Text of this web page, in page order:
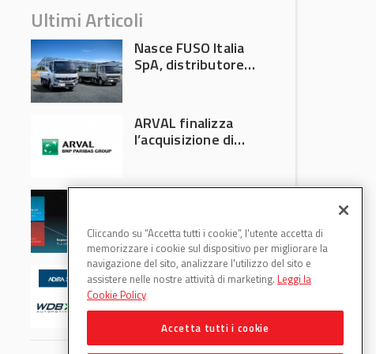
Ultimi Articoli
Nasce FUSO Italia
SpA, distributore
ARVAL finalizza
l’acquisizione di
Francoforte 2026
WDB Automotive
(Axitecnica) e Di.Pa.
Sport entrano in
ADIRA
Cliccando su “Accetta tutti i cookie”, l'utente accetta di
memorizzare i cookie sul dispositivo per migliorare la
navigazione del sito, analizzare l'utilizzo del sito e
assistere nelle nostre attività di marketing. Leggi la
Cookie Policy
Accetta tutti i cookie